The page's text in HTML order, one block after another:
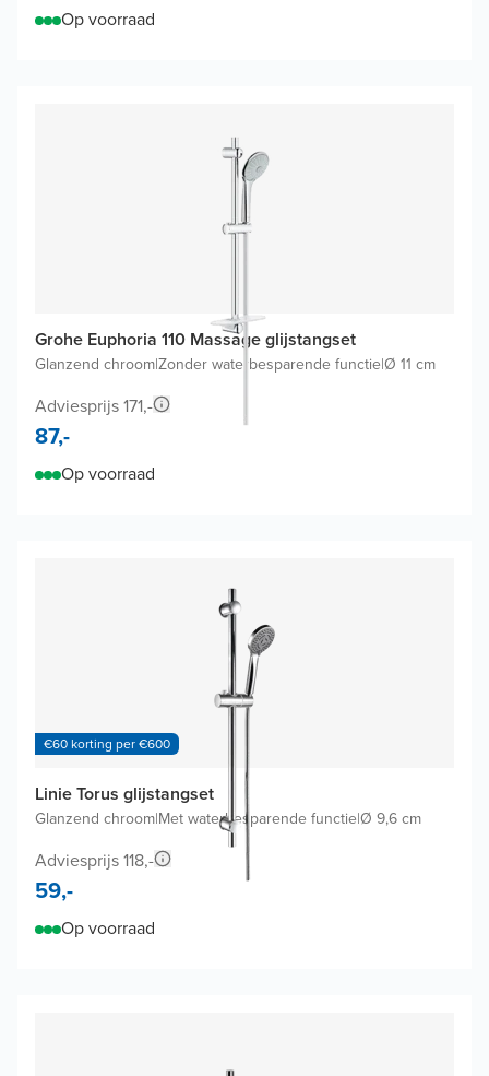
Op voorraad
Grohe Euphoria 110 Massage glijstangset
Glanzend chroom|Zonder waterbesparende functie|Ø 11 cm
Adviesprijs 171,-
87,-
Op voorraad
€60 korting per €600
Linie Torus glijstangset
Glanzend chroom|Met waterbesparende functie|Ø 9,6 cm
Adviesprijs 118,-
59,-
Op voorraad